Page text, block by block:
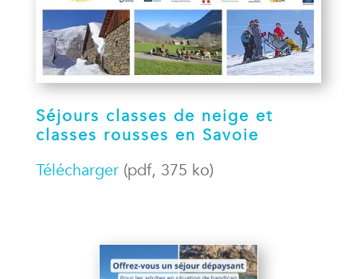
Séjours classes de neige et
classes rousses en Savoie
Télécharger(pdf, 375 ko)